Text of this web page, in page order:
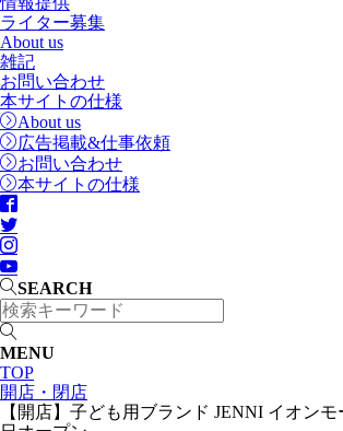
ライター募集
About us
雑記
お問い合わせ
本サイトの仕様
About us
広告掲載&仕事依頼
お問い合わせ
本サイトの仕様
SEARCH
MENU
TOP
開店・閉店
【開店】子ども用ブランド JENNI イオン